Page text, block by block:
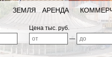
ЗЕМЛЯ АРЕНДА
Цена тыс. руб.
—